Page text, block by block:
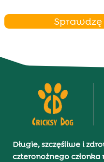
Sprawdzę
Długie, szczęśliwe i
czteronożnego członka